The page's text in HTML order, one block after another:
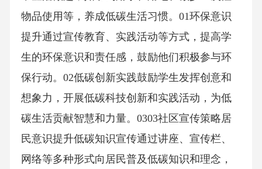
物品使用等，养成低碳生活习惯。01环保意识
提升通过宣传教育、实践活动等方式，提高学
生的环保意识和责任感，鼓励他们积极参与环
保行动。02低碳创新实践鼓励学生发挥创意和
想象力，开展低碳科技创新和实践活动，为低
碳生活贡献智慧和力量。0303社区宣传策略居
民意识提升低碳知识宣传通过讲座、宣传栏、
网络等多种形式向居民普及低碳知识和理念，